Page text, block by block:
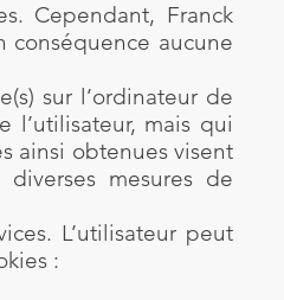
Cependant, Franck
conséquence aucune
sur l’ordinateur de
mais qui
ainsi obtenues visent
mesures de
L’utilisateur peut
: